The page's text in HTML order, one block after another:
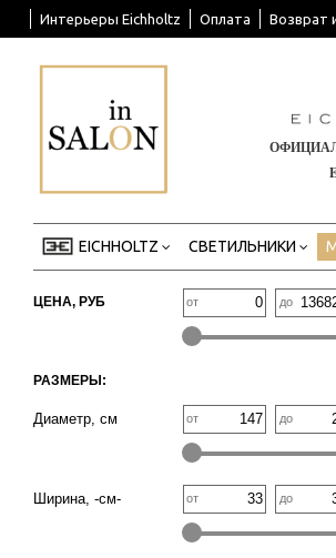
Интерьеры Eichholtz Оплата Возврат
EICHHOLTZ СВЕТИЛЬНИКИ
ЦЕНА, РУБ от до
РАЗМЕРЫ:
Диаметр, см от до
Ширина, -см- от до